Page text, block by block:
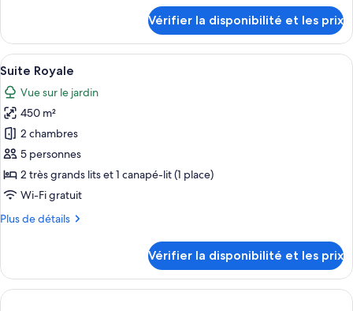
le
type
de
chambre
Suite
Exécutive
Vérifier la disponibilité et les prix
Afficher
toutes
les
photos
pour
ce
type
de
chambre :
Suite
Un salon spacieux avec une table à
19
Suite Royale
Vue sur le jardin
450 m²
2 chambres
5 personnes
2 très grands lits et 1 canapé-lit (1 place)
Wi-Fi gratuit
Plus de détails
Plus
le
type
de
Vérifier la disponibilité et les prix